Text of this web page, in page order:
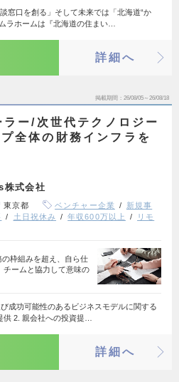
窓口を創る」そして未来では「北海道“か
ラホームは『北海道の住まい…
詳細へ
掲載期間 26/08/05～26/08/18
ラー/次世代テクノロジー
全体の財務インフラを
式会社
東京都 ベンチャー企業
新規事
土日祝休み 年収600万以上
リモ
枠組みを超え、自ら仕
チームと協力して意味の
成功可能性のあるビジネスモデルに関する
供 2. 親会社への投資提…
詳細へ